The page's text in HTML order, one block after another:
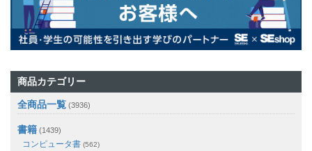
商品カテゴリー
全商品一覧 (3936)
書籍 (1439)
コンピュータ書 (562)